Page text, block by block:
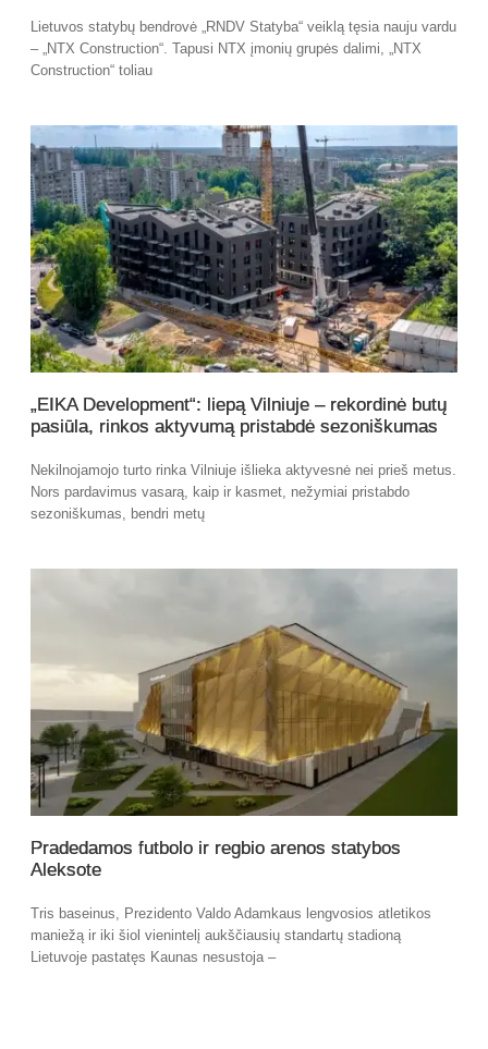
Lietuvos statybų bendrovė „RNDV Statyba“ veiklą tęsia nauju vardu
– „NTX Construction“. Tapusi NTX įmonių grupės dalimi, „NTX
Construction“ toliau
„EIKA Development“: liepą Vilniuje – rekordinė butų
pasiūla, rinkos aktyvumą pristabdė sezoniškumas
Nekilnojamojo turto rinka Vilniuje išlieka aktyvesnė nei prieš metus.
Nors pardavimus vasarą, kaip ir kasmet, nežymiai pristabdo
sezoniškumas, bendri metų
Pradedamos futbolo ir regbio arenos statybos
Aleksote
Tris baseinus, Prezidento Valdo Adamkaus lengvosios atletikos
maniežą ir iki šiol vienintelį aukščiausių standartų stadioną
Lietuvoje pastatęs Kaunas nesustoja –